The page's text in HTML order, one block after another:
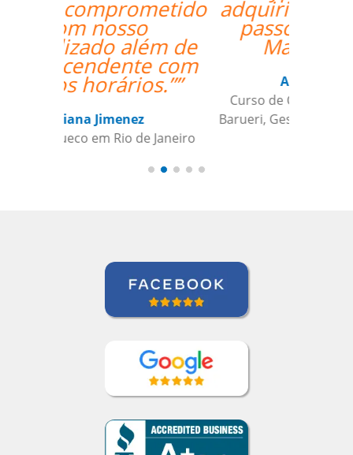
adquirir os primeiros
passos de Chinês
Mandarim.””
Antonio Pina
Curso de Chinês Mandarim em
Barueri, Gestora de Inteligência de
Crédito